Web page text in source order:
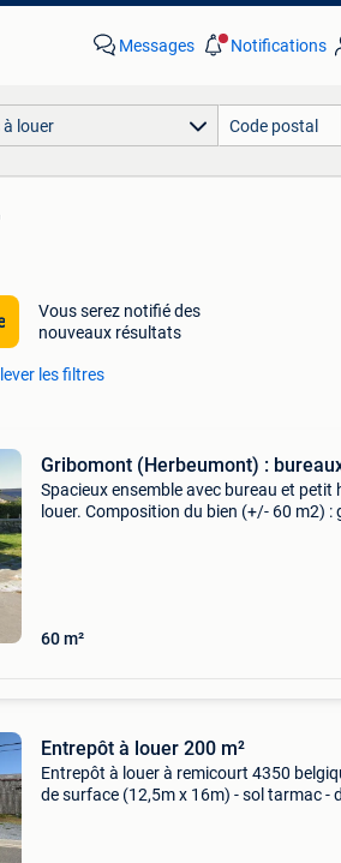
Messages Notifications
louer
Vous serez notifié des
nouveaux résultats
les filtres
Gribomont (Herbeumont) :
Spacieux ensemble avec bureau et petit
louer. Composition du bien (+/- 60 m2) :
60 m²
Entrepôt à louer 200 m²
Entrepôt à louer à remicourt 4350
de surface (12,5m x 16m) - sol tarmac -